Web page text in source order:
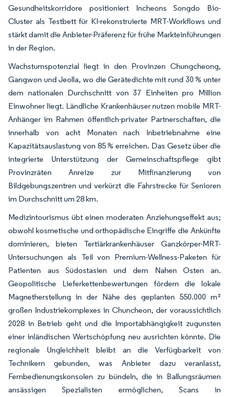
Gesundheitskorridore positioniert Incheons Songdo Bio-
Cluster als Testbett für KI-rekonstruierte MRT-Workflows und
stärkt damit die Anbieter-Präferenz für frühe Markteinführungen
in der Region.
Wachstumspotenzial liegt in den Provinzen Chungcheong,
Gangwon und Jeolla, wo die Gerätedichte mit rund 30 % unter
dem nationalen Durchschnitt von 37 Einheiten pro Million
Einwohner liegt. Ländliche Krankenhäuser nutzen mobile MRT-
Anhänger im Rahmen öffentlich-privater Partnerschaften, die
innerhalb von acht Monaten nach Inbetriebnahme eine
Kapazitätsauslastung von 85 % erreichen. Das Gesetz über die
integrierte Unterstützung der Gemeinschaftspflege gibt
Provinzräten Anreize zur Mitfinanzierung von
Bildgebungszentren und verkürzt die Fahrstrecke für Senioren
im Durchschnitt um 28 km.
Medizintourismus übt einen moderaten Anziehungseffekt aus;
obwohl kosmetische und orthopädische Eingriffe die Ankünfte
dominieren, bieten Tertiärkrankenhäuser Ganzkörper-MRT-
Untersuchungen als Teil von Premium-Wellness-Paketen für
Patienten aus Südostasien und dem Nahen Osten an.
Geopolitische Lieferkettenbewertungen fördern die lokale
Magnetherstellung in der Nähe des geplanten 550.000 m²
großen Industriekomplexes in Chuncheon, der voraussichtlich
2028 in Betrieb geht und die Importabhängigkeit zugunsten
einer inländischen Wertschöpfung neu ausrichten könnte. Die
regionale Ungleichheit bleibt an die Verfügbarkeit von
Technikern gebunden, was Anbieter dazu veranlasst,
Fernbedienungskonsolen zu bündeln, die in Ballungsräumen
ansässigen Spezialisten ermöglichen, Scans in